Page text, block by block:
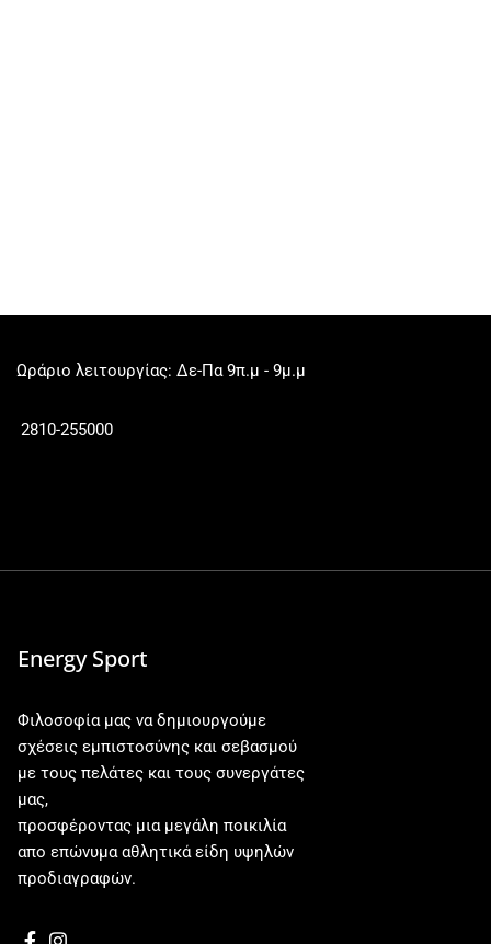
Ωράριο λειτουργίας: Δε-Πα 9π.μ - 9μ.μ
2810-255000
Energy Sport
Φιλοσοφία μας να δημιουργούμε
σχέσεις εμπιστοσύνης και σεβασμού
με τους πελάτες και τους συνεργάτες
μας,
προσφέροντας μια μεγάλη ποικιλία
απο επώνυμα αθλητικά είδη υψηλών
προδιαγραφών.